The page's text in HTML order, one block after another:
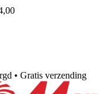
• Gratis verzending